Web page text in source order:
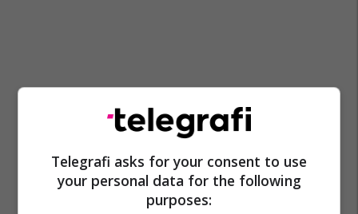
Telegrafi asks for your consent to use
your personal data for the following
purposes: